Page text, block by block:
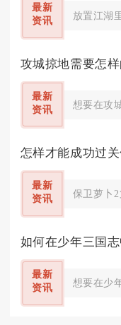
最新
资讯
放置江湖
攻城掠地需要怎
最新
资讯
想要在攻
怎样才能成功过
最新
资讯
保卫萝卜
如何在少年三国
最新
资讯
想要在少